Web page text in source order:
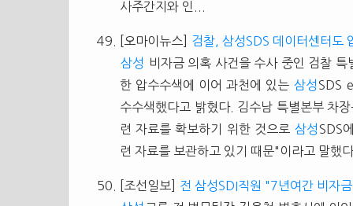
사주간지와 인...
[오마이뉴스]
검찰, 삼성SDS 데이터센터도
삼성
비자금 의혹 사건을 수사 중인 검찰
한 압수수색에 이어 과천에 있는 삼성 SDS
수수색했다고 밝혔다. 김수남 특별본부 차
련 자료를 확보하기 위한 것으로 삼성 SDS
련 자료를 보관하고 있기 때문"이라고 말했
[조선일보]
전 삼성SDI직원 "7년여간 비자